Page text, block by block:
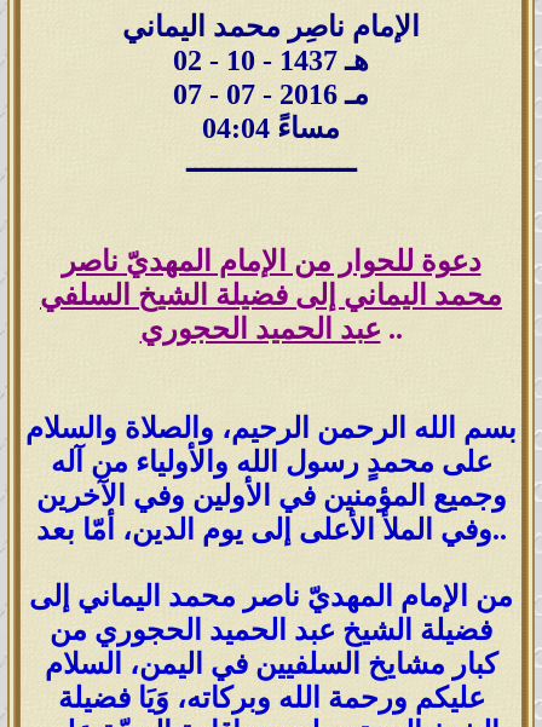
الإمام ناصِر محمد اليماني
02 - 10 - 1437 هـ
07 - 07 - 2016 مـ
04:04 مساءً
ــــــــــــــــــــ
دعوة للحوار من الإمام المهديّ ناصر
محمد اليماني إلى فضيلة الشيخ السلفي
عبد الحميد الحجوري ..
بسم الله الرحمن الرحيم، والصلاة والسلام
على محمدٍ رسول الله والأولياء من آله
وجميع المؤمنين في الأولين وفي الآخرين
وفي الملأ الأعلى إلى يوم الدين، أمّا بعد..
من الإمام المهديّ ناصر محمد اليماني إلى
فضيلة الشيخ عبد الحميد الحجوري من
كبار مشايخ السلفيين في اليمن، السلام
عليكم ورحمة الله وبركاته، وَيَا فضيلة